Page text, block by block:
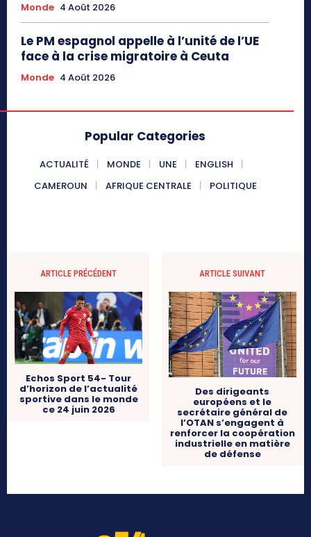
Monde 4 Août 2026
Le PM espagnol appelle à l’unité de l’UE
face à la crise migratoire à Ceuta
Monde 4 Août 2026
Popular Categories
ACTUALITÉ MONDE UNE
ENGLISH
CAMEROUN
AFRIQUE CENTRALE POLITIQUE
ARTICLE PRÉCÉDENT
Echos Sport 54- Tour
d’horizon de l’actualité
sportive dans le monde
ce 24 juin 2026
ARTICLE SUIVANT
Des dirigeants
européens et le
secrétaire général de
l’OTAN s’engagent à
renforcer la coopération
industrielle en matière
de défense